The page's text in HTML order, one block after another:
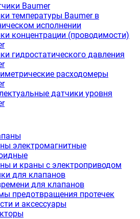
Baumer
температуры Baumer в
исполнении
концентрации (проводимости)
гидростатического давления
расходомеры
датчики уровня
электромагнитные
и краны с электроприводом
для клапанов
для клапанов
предотвращения протечек
и аксессуары